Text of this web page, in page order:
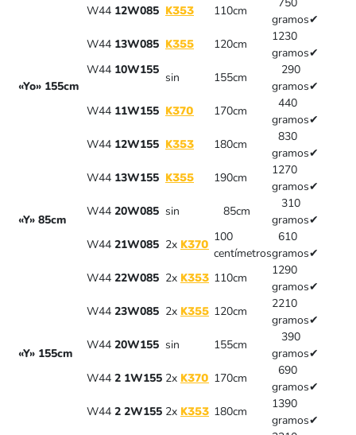
W44 12W085 K353 110cm
gramos✔
W44 13W085 K355 120cm
1230
gramos✔
«Yo» 155cm
W44 10W155
sin 155cm
290
gramos✔
W44 11W155 K370 170cm
440
gramos✔
W44 12W155 K353 180cm
830
gramos✔
W44 13W155 K355 190cm
1270
gramos✔
«Y» 85cm
W44 20W085 sin 85cm
310
gramos✔
W44 21W085 2x K370
100
centímetros
610
gramos✔
W44 22W085 2x K353 110cm
1290
gramos✔
W44 23W085 2x K355 120cm
2210
gramos✔
«Y» 155cm
W44 20W155 sin 155cm
390
gramos✔
W44 2 1W155 2x K370 170cm
690
gramos✔
W44 2 2W155 2x K353 180cm
1390
gramos✔